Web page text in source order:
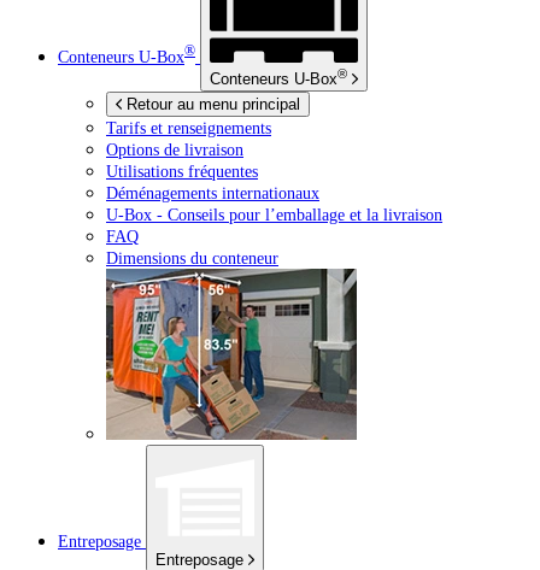
Conteneurs U-Box®
Conteneurs U-Box®
Retour au menu principal
Tarifs et renseignements
Options de livraison
Utilisations fréquentes
Déménagements internationaux
U-Box - Conseils pour l’emballage et la livraison
FAQ
Dimensions du conteneur
Entreposage
Entreposage